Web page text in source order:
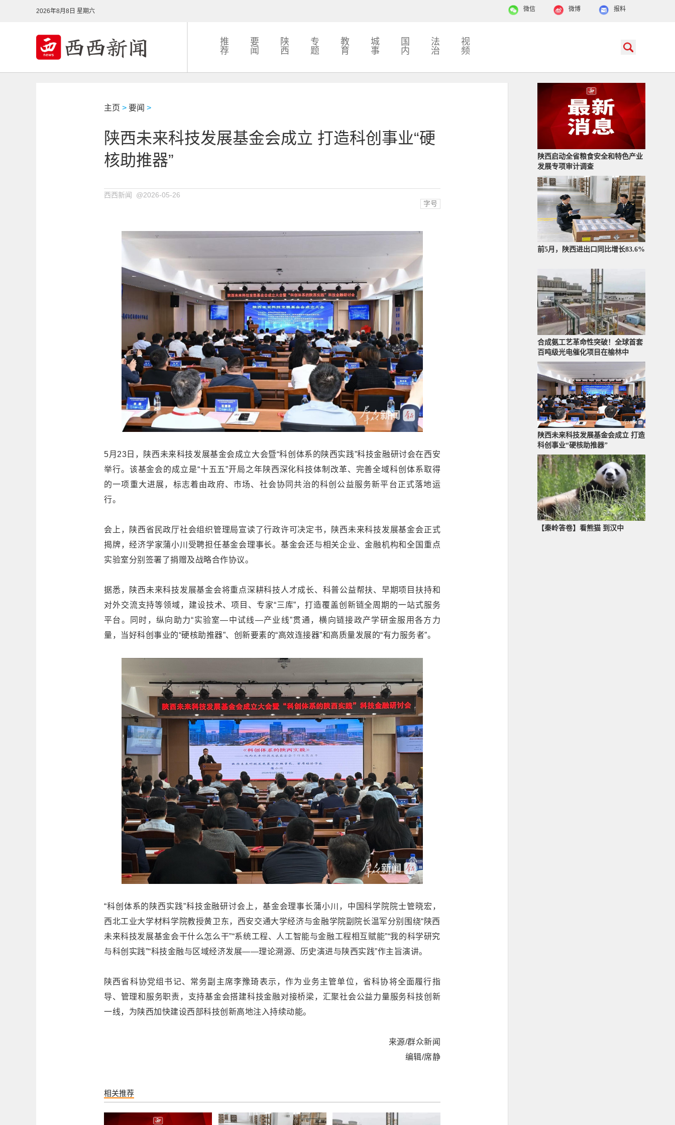
2026年8月8日 星期六 报料
微博
微信
推
荐
要
闻
陕
西
专
题
教
育
城
事
国
内
法
治
视
频
主页 > 要闻 >
陕西未来科技发展基金会成立 打造科创事业“硬
核助推器”
西西新闻 @2026-05-26
字号
5月23日，陕西未来科技发展基金会成立大会暨“科创体系的陕西实践”科技金融研讨会在西安
举行。该基金会的成立是“十五五”开局之年陕西深化科技体制改革、完善全域科创体系取得
的一项重大进展，标志着由政府、市场、社会协同共治的科创公益服务新平台正式落地运
行。
会上，陕西省民政厅社会组织管理局宣读了行政许可决定书，陕西未来科技发展基金会正式
揭牌，经济学家蒲小川受聘担任基金会理事长。基金会还与相关企业、金融机构和全国重点
实验室分别签署了捐赠及战略合作协议。
据悉，陕西未来科技发展基金会将重点深耕科技人才成长、科普公益帮扶、早期项目扶持和
对外交流支持等领域，建设技术、项目、专家“三库”，打造覆盖创新链全周期的一站式服务
平台。同时，纵向助力“实验室—中试线—产业线”贯通，横向链接政产学研金服用各方力
量，当好科创事业的“硬核助推器”、创新要素的“高效连接器”和高质量发展的“有力服务者”。
“科创体系的陕西实践”科技金融研讨会上，基金会理事长蒲小川，中国科学院院士管晓宏，
西北工业大学材料学院教授黄卫东，西安交通大学经济与金融学院副院长温军分别围绕“陕西
未来科技发展基金会干什么怎么干”“系统工程、人工智能与金融工程相互赋能”“我的科学研究
与科创实践”“科技金融与区域经济发展——理论溯源、历史演进与陕西实践”作主旨演讲。
陕西省科协党组书记、常务副主席李豫琦表示，作为业务主管单位，省科协将全面履行指
导、管理和服务职责，支持基金会搭建科技金融对接桥梁，汇聚社会公益力量服务科技创新
一线，为陕西加快建设西部科技创新高地注入持续动能。
来源/群众新闻
编辑/席静
相关推荐
陕西启动全省粮食安全和特色产业
发展专项审计调查
前5月，陕西进出口同比增长83.6%
合成氨工艺革命性突破！全球首套
百吨级光电催化项目在榆林中
陕西未来科技发展基金会成立 打造
科创事业“硬核助推器”
【秦岭答卷】看熊猫 到汉中